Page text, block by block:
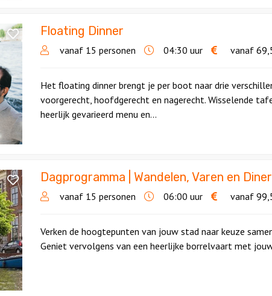
Floating Dinner
vanaf 15 personen 04:30 uur vanaf
Het floating dinner brengt je per boot naar drie
voorgerecht, hoofdgerecht en nagerecht. Wisselende
heerlijk gevarieerd menu en...
Dagprogramma | Wandelen, Varen en
vanaf 15 personen 06:00 uur vanaf
Verken de hoogtepunten van jouw stad naar keuze
Geniet vervolgens van een heerlijke borrelvaart met